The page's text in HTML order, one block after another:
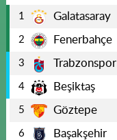
1 Galatasaray
2 Fenerbahçe
3 Trabzonspor
4 Beşiktaş
5 Göztepe
6 Başakşehir